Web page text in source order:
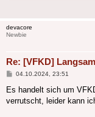
devacore
Newbie
Re: [VFKD]
Beitrag
04.10.2024, 23:51
Es handelt sich um
verrutscht, leider kann